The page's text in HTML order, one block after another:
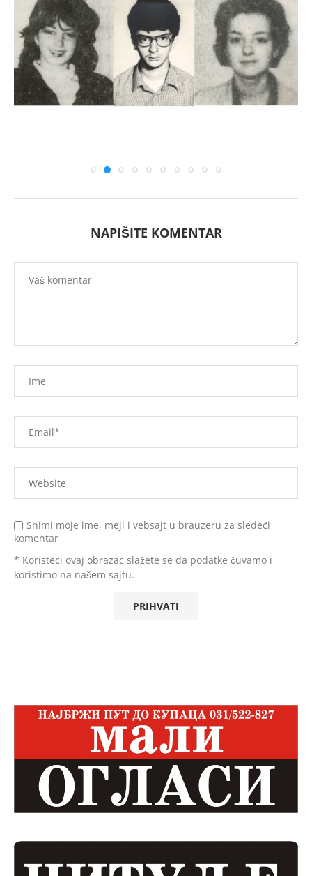
NAPIŠITE KOMENTAR
Snimi moje ime, mejl i vebsajt u brauzeru za sledeći
komentar
* Koristeći ovaj obrazac slažete se da podatke čuvamo i
koristimo na našem sajtu.